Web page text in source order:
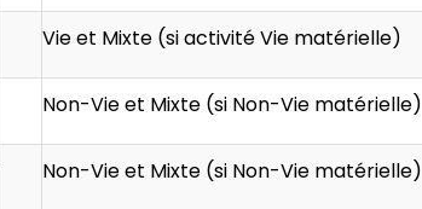
Vie et Mixte (si activité Vie matérielle)
Non-Vie et Mixte (si Non-Vie matérielle)
Non-Vie et Mixte (si Non-Vie matérielle)